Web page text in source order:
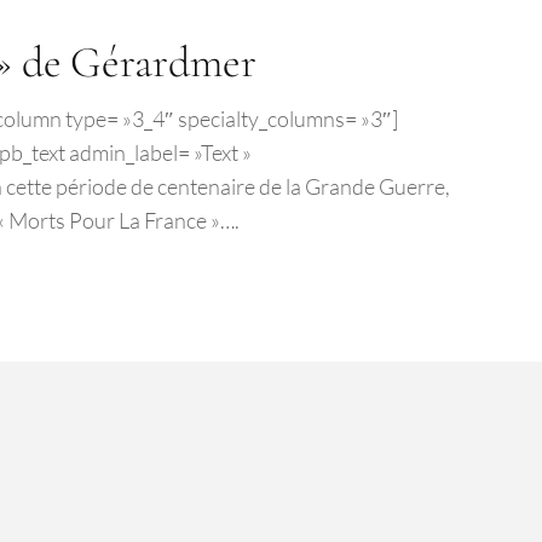
de Gérardmer
type= »3_4″ specialty_columns= »3″]
admin_label= »Text »
période de centenaire de la Grande Guerre,
Morts Pour La France »….